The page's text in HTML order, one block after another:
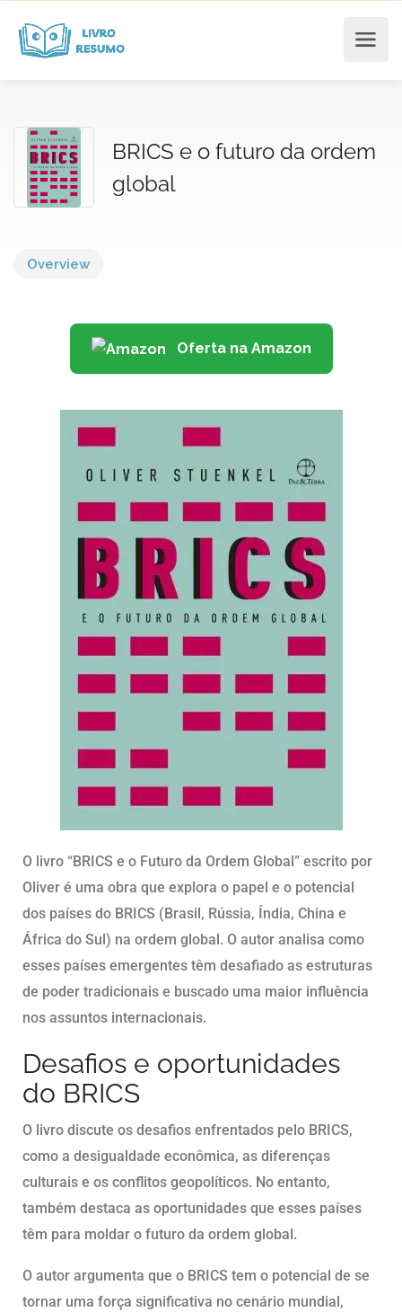
BRICS e o futuro da ordem
global
Overview
Oferta na Amazon
O livro “BRICS e o Futuro da Ordem Global” escrito por
Oliver é uma obra que explora o papel e o potencial
dos países do BRICS (Brasil, Rússia, Índia, China e
África do Sul) na ordem global. O autor analisa como
esses países emergentes têm desafiado as estruturas
de poder tradicionais e buscado uma maior influência
nos assuntos internacionais.
Desafios e oportunidades
do BRICS
O livro discute os desafios enfrentados pelo BRICS,
como a desigualdade econômica, as diferenças
culturais e os conflitos geopolíticos. No entanto,
também destaca as oportunidades que esses países
têm para moldar o futuro da ordem global.
O autor argumenta que o BRICS tem o potencial de se
tornar uma força significativa no cenário mundial,